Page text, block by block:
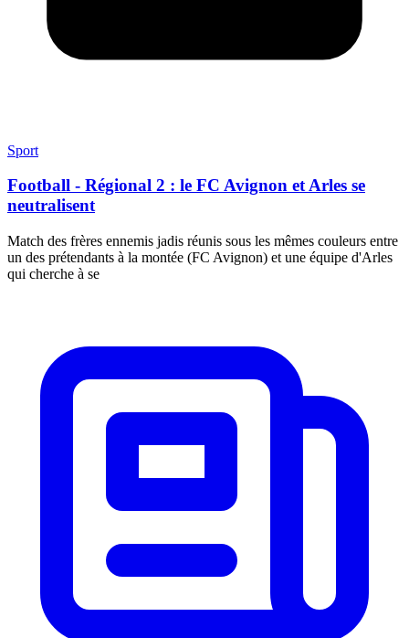
Sport
Football - Régional 2 : le FC Avignon et Arles se
neutralisent
Match des frères ennemis jadis réunis sous les mêmes couleurs entre
un des prétendants à la montée (FC Avignon) et une équipe d'Arles
qui cherche à se